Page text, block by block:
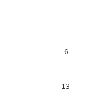
6
13